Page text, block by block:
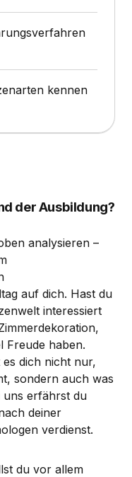
kennen
der Ausbildung?
analysieren –
auf dich. Hast du
interessiert
Freude haben.
dich nicht nur,
sondern auch was
uns erfährst du
deiner
verdienst.
du vor allem